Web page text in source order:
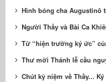
Hình bóng cha Augustinô
Người Thầy và Bài Ca
Từ “hiện trường ký ức”
Thư mời Thánh lễ cầu
Chút kỷ niệm về Thầy...